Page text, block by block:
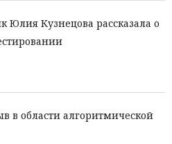
Юлия Кузнецова рассказала о
в области алгоритмической